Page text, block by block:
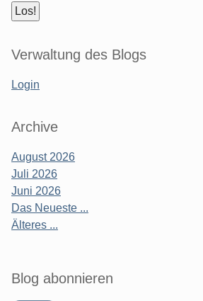
Verwaltung des Blogs
Login
Archive
August 2026
Juli 2026
Juni 2026
Das Neueste ...
Älteres ...
Blog abonnieren